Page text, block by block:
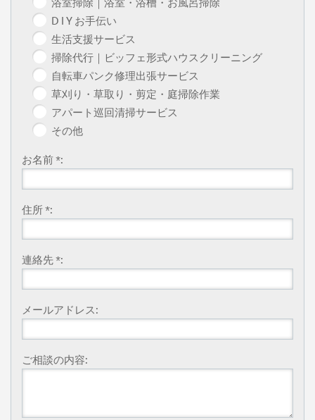
D I Y お手伝い
生活支援サービス
掃除代行｜ビッフェ形式ハウスクリーニング
自転車パンク修理出張サービス
草刈り・草取り・剪定・庭掃除作業
アパート巡回清掃サービス
その他
お名前 *:
住所 *:
連絡先 *:
メールアドレス:
ご相談の内容: